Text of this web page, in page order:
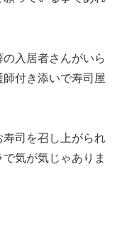
の入居者さんがいら
付き添いで寿司屋
寿司を召し上がられ
気が気じゃありま